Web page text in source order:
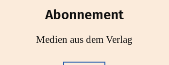
Abonnement
Medien aus dem Verlag